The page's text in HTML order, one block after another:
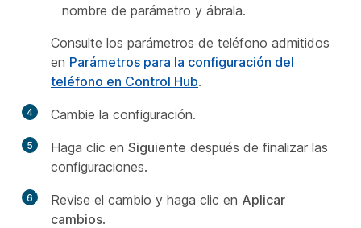
nombre de parámetro y ábrala.
Consulte los parámetros de teléfono admitidos
en Parámetros para la configuración del
teléfono en Control Hub.
4 Cambie la configuración.
5 Haga clic en Siguiente después de finalizar las
configuraciones.
6 Revise el cambio y haga clic en Aplicar
cambios.